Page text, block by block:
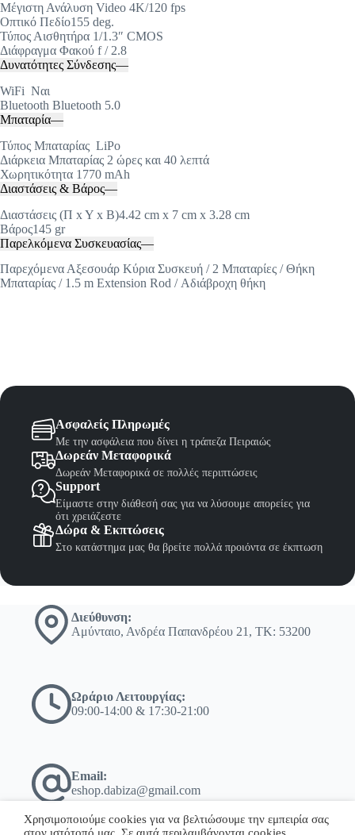
Μέγιστη Ανάλυση Video 4K/120 fps
Οπτικό Πεδίο155 deg.
Τύπος Αισθητήρα 1/1.3″ CMOS
Διάφραγμα Φακού f / 2.8
Δυνατότητες Σύνδεσης—
WiFi Ναι
Bluetooth Bluetooth 5.0
Μπαταρία—
Τύπος Μπαταρίας LiPo
Διάρκεια Μπαταρίας 2 ώρες και 40 λεπτά
Χωρητικότητα 1770 mAh
Διαστάσεις & Βάρος—
Διαστάσεις (Π x Y x Β)4.42 cm x 7 cm x 3.28 cm
Βάρος145 gr
Παρελκόμενα Συσκευασίας—
Παρεχόμενα Αξεσουάρ Κύρια Συσκευή / 2 Μπαταρίες / Θήκη
Μπαταρίας / 1.5 m Extension Rod / Αδιάβροχη θήκη
Ασφαλείς Πληρωμές
Με την ασφάλεια που δίνει η τράπεζα Πειραιώς
Δωρεάν Μεταφορικά
Δωρεάν Μεταφορικά σε πολλές περιπτώσεις
Support
Είμαστε στην διάθεσή σας για να λύσουμε απορείες για
ότι χρειάζεστε
Δώρα & Εκπτώσεις
Στο κατάστημα μας θα βρείτε πολλά προιόντα σε έκπτωση
Διεύθυνση:
Αμύνταιο, Ανδρέα Παπανδρέου 21, ΤΚ: 53200
Ωράριο Λειτουργίας:
09:00-14:00 & 17:30-21:00
Email:
eshop.dabiza@gmail.com
Χρησιμοποιούμε cookies για να βελτιώσουμε την εμπειρία σας